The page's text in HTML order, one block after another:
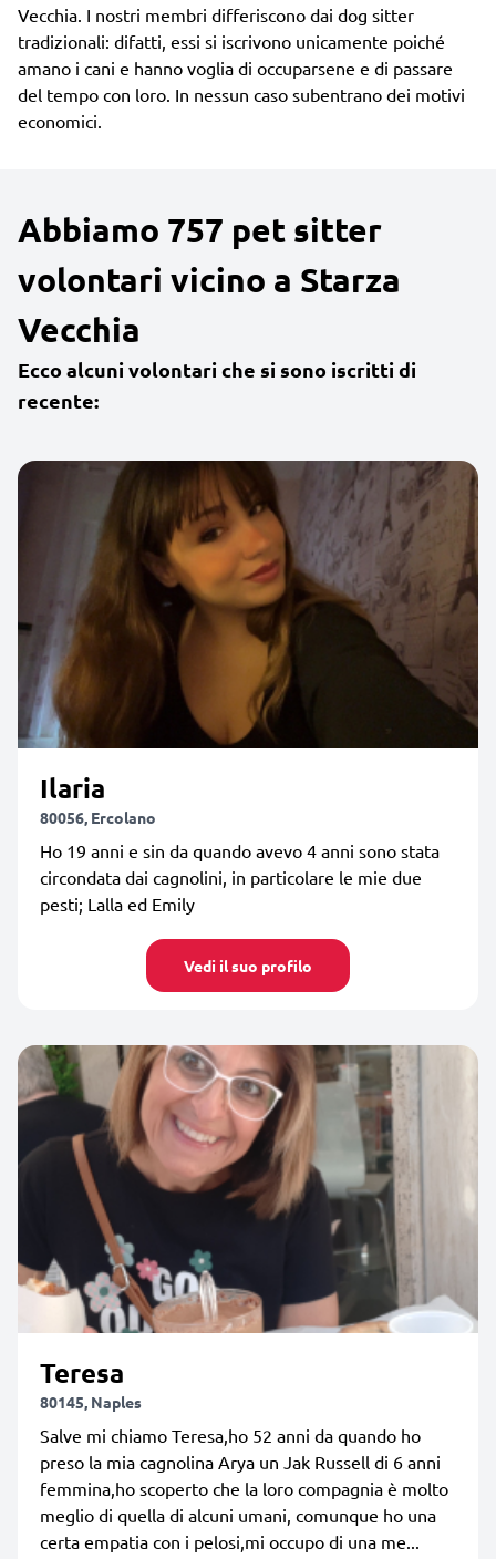
Vecchia. I nostri membri differiscono dai dog sitter
tradizionali: difatti, essi si iscrivono unicamente poiché
amano i cani e hanno voglia di occuparsene e di passare
del tempo con loro. In nessun caso subentrano dei motivi
economici.
Abbiamo 757 pet sitter
volontari vicino a Starza
Vecchia
Ecco alcuni volontari che si sono iscritti di
recente:
Ilaria
80056, Ercolano
Ho 19 anni e sin da quando avevo 4 anni sono stata
circondata dai cagnolini, in particolare le mie due
pesti; Lalla ed Emily
Vedi il suo profilo
Teresa
80145, Naples
Salve mi chiamo Teresa,ho 52 anni da quando ho
preso la mia cagnolina Arya un Jak Russell di 6 anni
femmina,ho scoperto che la loro compagnia è molto
meglio di quella di alcuni umani, comunque ho una
certa empatia con i pelosi,mi occupo di una me...